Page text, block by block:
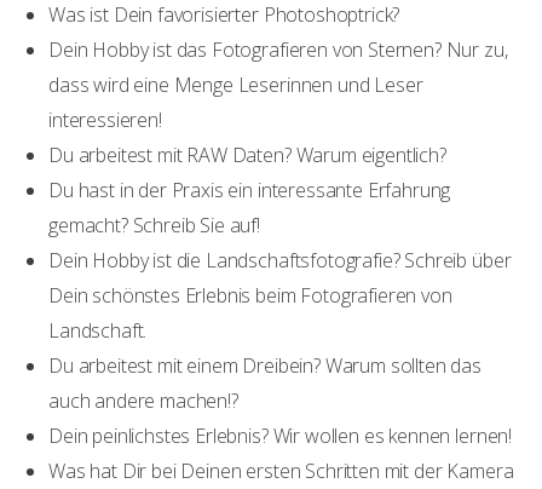
Was ist Dein favorisierter Photoshoptrick?
Dein Hobby ist das Fotografieren von Sternen? Nur zu,
dass wird eine Menge Leserinnen und Leser
interessieren!
Du arbeitest mit RAW Daten? Warum eigentlich?
Du hast in der Praxis ein interessante Erfahrung
gemacht? Schreib Sie auf!
Dein Hobby ist die Landschaftsfotografie? Schreib über
Dein schönstes Erlebnis beim Fotografieren von
Landschaft.
Du arbeitest mit einem Dreibein? Warum sollten das
auch andere machen!?
Dein peinlichstes Erlebnis? Wir wollen es kennen lernen!
Was hat Dir bei Deinen ersten Schritten mit der Kamera